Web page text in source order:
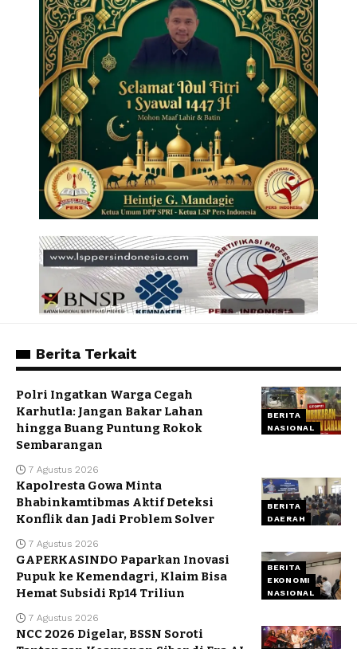
Berita Terkait
BERITA
NASIONAL
Polri Ingatkan Warga Cegah
Karhutla: Jangan Bakar Lahan
hingga Buang Puntung Rokok
Sembarangan
7 Agustus 2026
BERITA
DAERAH
Kapolresta Gowa Minta
Bhabinkamtibmas Aktif Deteksi
Konflik dan Jadi Problem Solver
7 Agustus 2026
BERITA
EKONOMI
NASIONAL
GAPERKASINDO Paparkan Inovasi
Pupuk ke Kemendagri, Klaim Bisa
Hemat Subsidi Rp14 Triliun
7 Agustus 2026
NCC 2026 Digelar, BSSN Soroti